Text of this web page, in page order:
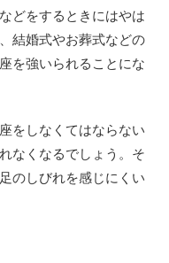
どをするときにはやは
結婚式やお葬式などの
を強いられることにな
をしなくてはならない
なくなるでしょう。そ
のしびれを感じにくい